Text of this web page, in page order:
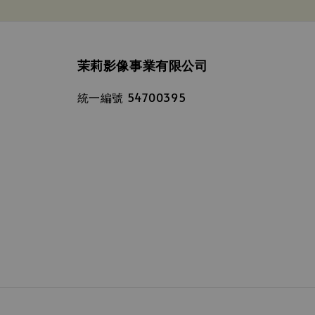
茉莉影像事業有限公司
統一編號 54700395